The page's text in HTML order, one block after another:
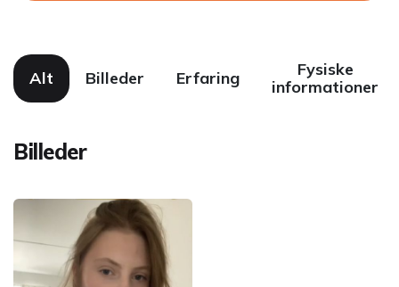
Alt Billeder Erfaring
Fysiske
informationer
Billeder